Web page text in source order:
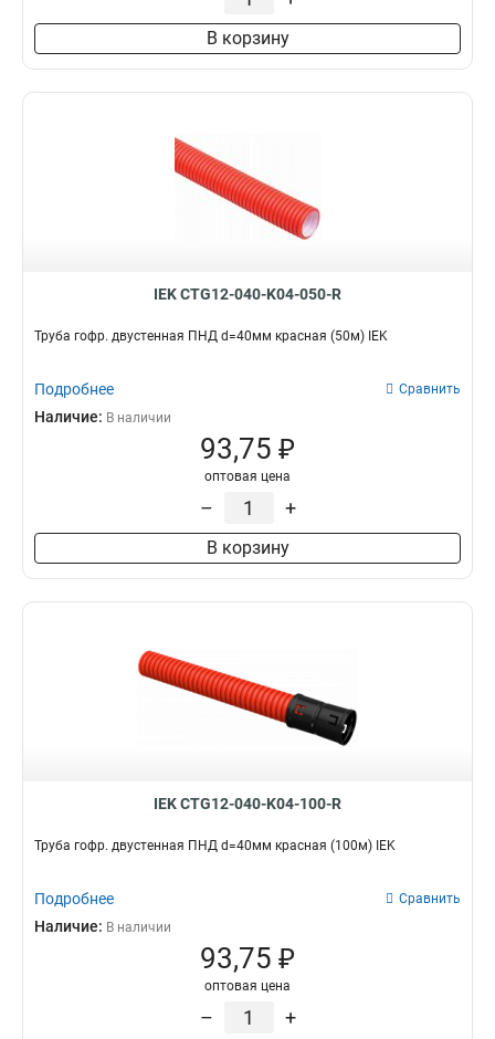
В корзину
IEK CTG12-040-K04-050-R
Труба гофр. двустенная ПНД d=40мм красная (50м) IEK
Подробнее Сравнить
Наличие: В наличии
93,75 ₽
оптовая цена
– +
В корзину
IEK CTG12-040-K04-100-R
Труба гофр. двустенная ПНД d=40мм красная (100м) IEK
Подробнее Сравнить
Наличие: В наличии
93,75 ₽
оптовая цена
– +